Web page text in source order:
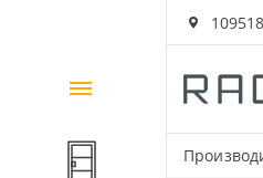
Каталог
товаров
Шкафы и